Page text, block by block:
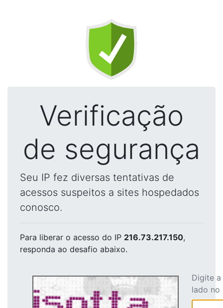
Verificação
de segurança
Seu IP fez diversas tentativas de
acessos suspeitos a sites hospedados
conosco.
Para liberar o acesso do IP 216.73.217.150,
responda ao desafio abaixo.
Digite
lado no